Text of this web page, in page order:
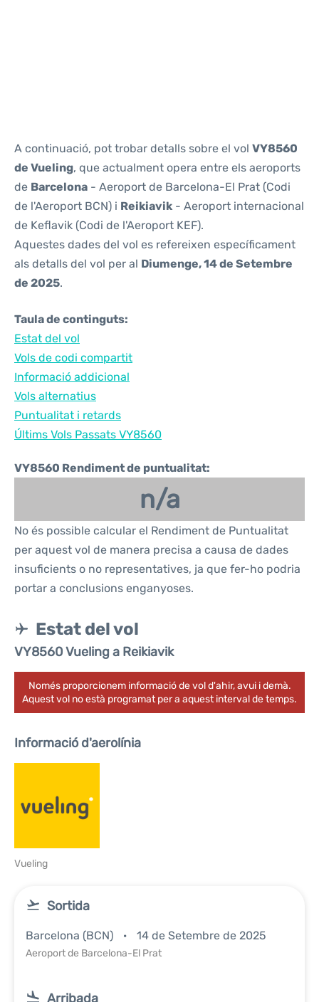
A continuació, pot trobar detalls sobre el vol VY8560
de Vueling, que actualment opera entre els aeroports
de Barcelona - Aeroport de Barcelona-El Prat (Codi
de l'Aeroport BCN) i Reikiavik - Aeroport internacional
de Keflavik (Codi de l'Aeroport KEF).
Aquestes dades del vol es refereixen específicament
als detalls del vol per al Diumenge, 14 de Setembre
de 2025.
Taula de continguts:
Estat del vol
Vols de codi compartit
Informació addicional
Vols alternatius
Puntualitat i retards
Últims Vols Passats VY8560
VY8560 Rendiment de puntualitat:
n/a
No és possible calcular el Rendiment de Puntualitat
per aquest vol de manera precisa a causa de dades
insuficients o no representatives, ja que fer-ho podria
portar a conclusions enganyoses.
Estat del vol
VY8560 Vueling a Reikiavik
Només proporcionem informació de vol d'ahir, avui i demà.
Aquest vol no està programat per a aquest interval de temps.
Informació d'aerolínia
Vueling
Sortida
Barcelona (BCN) 14 de Setembre de 2025
Aeroport de Barcelona-El Prat
Arribada